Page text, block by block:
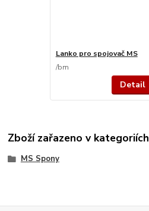
Lanko pro spojovač MS
/bm
Detail
Zboží zařazeno v kategoriích
MS Spony